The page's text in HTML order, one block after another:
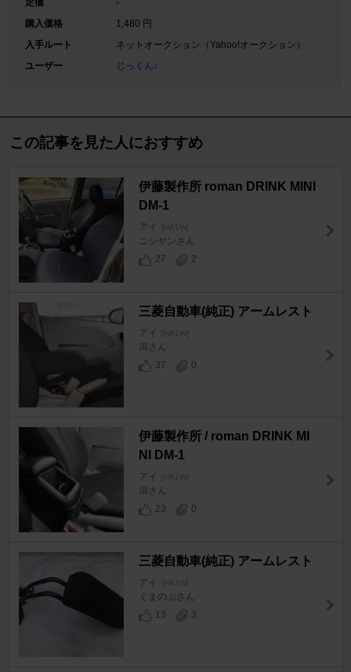
定価
-
購入価格
1,480 円
入手ルート
ネットオークション（Yahoo!オークション）
ユーザー
じっくん♪
この記事を見た人におすすめ
伊藤製作所 roman DRINK MINI
DM-1
アイ [HA1W]
ニシヤンさん
27
2
三菱自動車(純正) アームレスト
アイ [HA1W]
潟さん
37
0
伊藤製作所 / roman DRINK MI
NI DM-1
アイ [HA1W]
潟さん
23
0
三菱自動車(純正) アームレスト
アイ [HA1W]
くまのぷさん
13
3